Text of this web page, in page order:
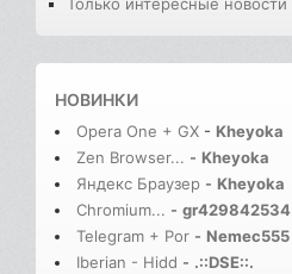
Только интересные новости
НОВИНКИ
Opera One + GX - Kheyoka
Zen Browser... - Kheyoka
Яндекс Браузер - Kheyoka
Chromium... - gr429842534
Telegram + Por - Nemec555
Iberian - Hidd - .::DSE::.